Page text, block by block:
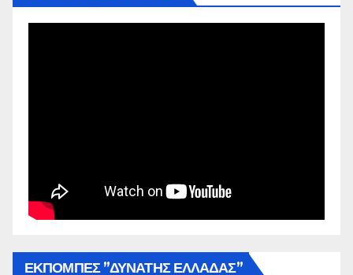
ΕΚΠΟΜΠΕΣ ”ΔΥΝΑΤΗΣ ΕΛΛΑΔΑΣ”